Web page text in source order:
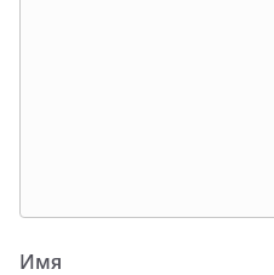
Имя